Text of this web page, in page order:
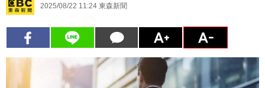
2025/08/22 11:24 東森新聞